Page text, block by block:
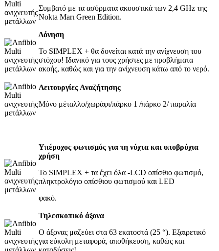
Συμβατό με τα ασύρματα ακουστικά των 2,4 GHz της
Nokta Marι Green Edition.
Δόνηση
Το SIMPLEX + θα δονείται κατά την ανίχνευση του
στόχου! Ιδανικό για τους χρήστες με προβλήματα
ακοής, καθώς και για την ανίχνευση κάτω από το νερό.
Λειτουργίες Αναζήτησης
Μόνο μέταλλο/χωράφι/πάρκο 1 /πάρκο 2/ παραλία
Υπέροχος φωτισμός για τη νύχτα και υποβρύχια
χρήση
Το SIMPLEX + τα έχει όλα -LCD οπίσθιο φωτισμό,
πληκτρολόγιο οπίσθιου φωτισμού και LED
φακό.
Τηλεσκοπικό άξονα
Ο άξονας μαζεύει στα 63 εκατοστά (25 “). Εξαιρετικό
για εύκολη μεταφορά, αποθήκευση, καθώς και